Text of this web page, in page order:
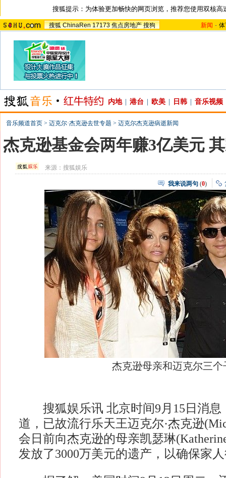
搜狐提示：为体验更加畅快的网页浏览，推荐您使用双核高
搜狐 ChinaRen 17173 焦点房地产 搜狗 新闻 -
内地 港台 欧美 日韩 音乐视频
音乐频道首页 > 迈克尔·杰克逊去世专题 > 迈克尔杰克逊病逝新闻
杰克逊基金会两年赚3亿美元
来源：搜狐娱乐
我来说两句 (0)
杰克逊母亲和迈克尔三个
搜狐娱乐讯 北京时间9月15日消息
道，已故流行乐天王迈克尔·杰克逊
会日前向杰克逊的母亲凯瑟琳
发放了3000万美元的遗产，以确保家